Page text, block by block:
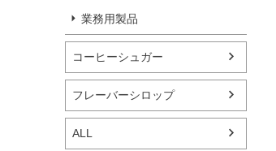
業務用製品
コーヒーシュガー
フレーバーシロップ
ALL